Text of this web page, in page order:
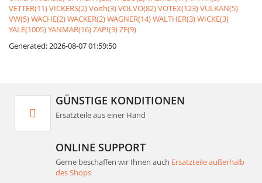
VETTER(11)VICKERS(2)Voith(3)VOLVO(82)VOTEX(123)VULKAN(5)
VW(5)WACHE(2)WACKER(2)WAGNER(14)WALTHER(3)WICKE(3)
YALE(1005)YANMAR(16)ZAPI(9)ZF(9)
Generated: 2026-08-07 01:59:50
GÜNSTIGE KONDITIONEN
Ersatzteile aus einer Hand
ONLINE SUPPORT
Gerne beschaffen wir Ihnen auch Ersatzteile außerhalb
des Shops